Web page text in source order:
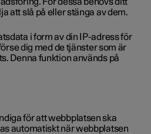
att slå på eller stänga av dem.
i form av din IP-adress för
dig med de tjänster som är
Denna funktion används på
för att webbplatsen ska
automatiskt när webbplatsen